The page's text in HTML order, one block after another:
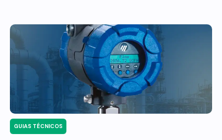
GUIAS TÉCNICOS